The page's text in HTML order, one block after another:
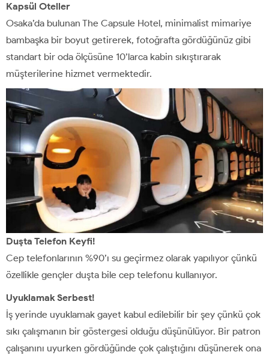
Kapsül Oteller
Osaka’da bulunan The Capsule Hotel, minimalist mimariye
bambaşka bir boyut getirerek, fotoğrafta gördüğünüz gibi
standart bir oda ölçüsüne 10’larca kabin sıkıştırarak
müşterilerine hizmet vermektedir.
Duşta Telefon Keyfi!
Cep telefonlarının %90’ı su geçirmez olarak yapılıyor çünkü
özellikle gençler duşta bile cep telefonu kullanıyor.
Uyuklamak Serbest!
İş yerinde uyuklamak gayet kabul edilebilir bir şey çünkü çok
sıkı çalışmanın bir göstergesi olduğu düşünülüyor. Bir patron
çalışanını uyurken gördüğünde çok çalıştığını düşünerek ona